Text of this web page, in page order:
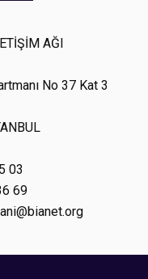
AĞI
No 37 Kat 3
03
69